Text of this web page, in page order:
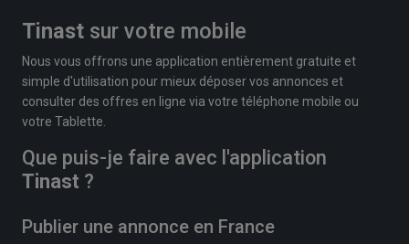
Tinast sur votre mobile
Nous vous offrons une application entièrement gratuite et
simple d'utilisation pour mieux déposer vos annonces et
consulter des offres en ligne via votre téléphone mobile ou
votre Tablette.
Que puis-je faire avec l'application
Tinast ?
Publier une annonce en France